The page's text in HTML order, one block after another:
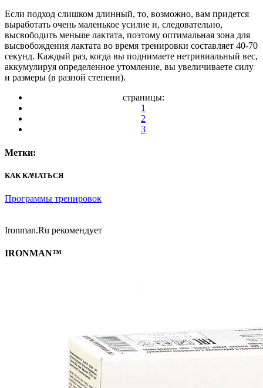
Если подход слишком длинный, то, возможно, вам придется
выработать очень маленькое усилие и, следовательно,
высвободить меньше лактата, поэтому оптимальная зона для
высвобождения лактата во время тренировки составляет 40-70
секунд. Каждый раз, когда вы поднимаете нетривиальный вес,
аккумулируя определенное утомление, вы увеличиваете силу
и размеры (в разной степени).
страницы:
1
2
3
Метки:
КАК КАЧАТЬСЯ
Программы тренировок
Ironman.Ru рекомендует
IRONMAN™